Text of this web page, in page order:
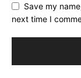
Save my
next time I